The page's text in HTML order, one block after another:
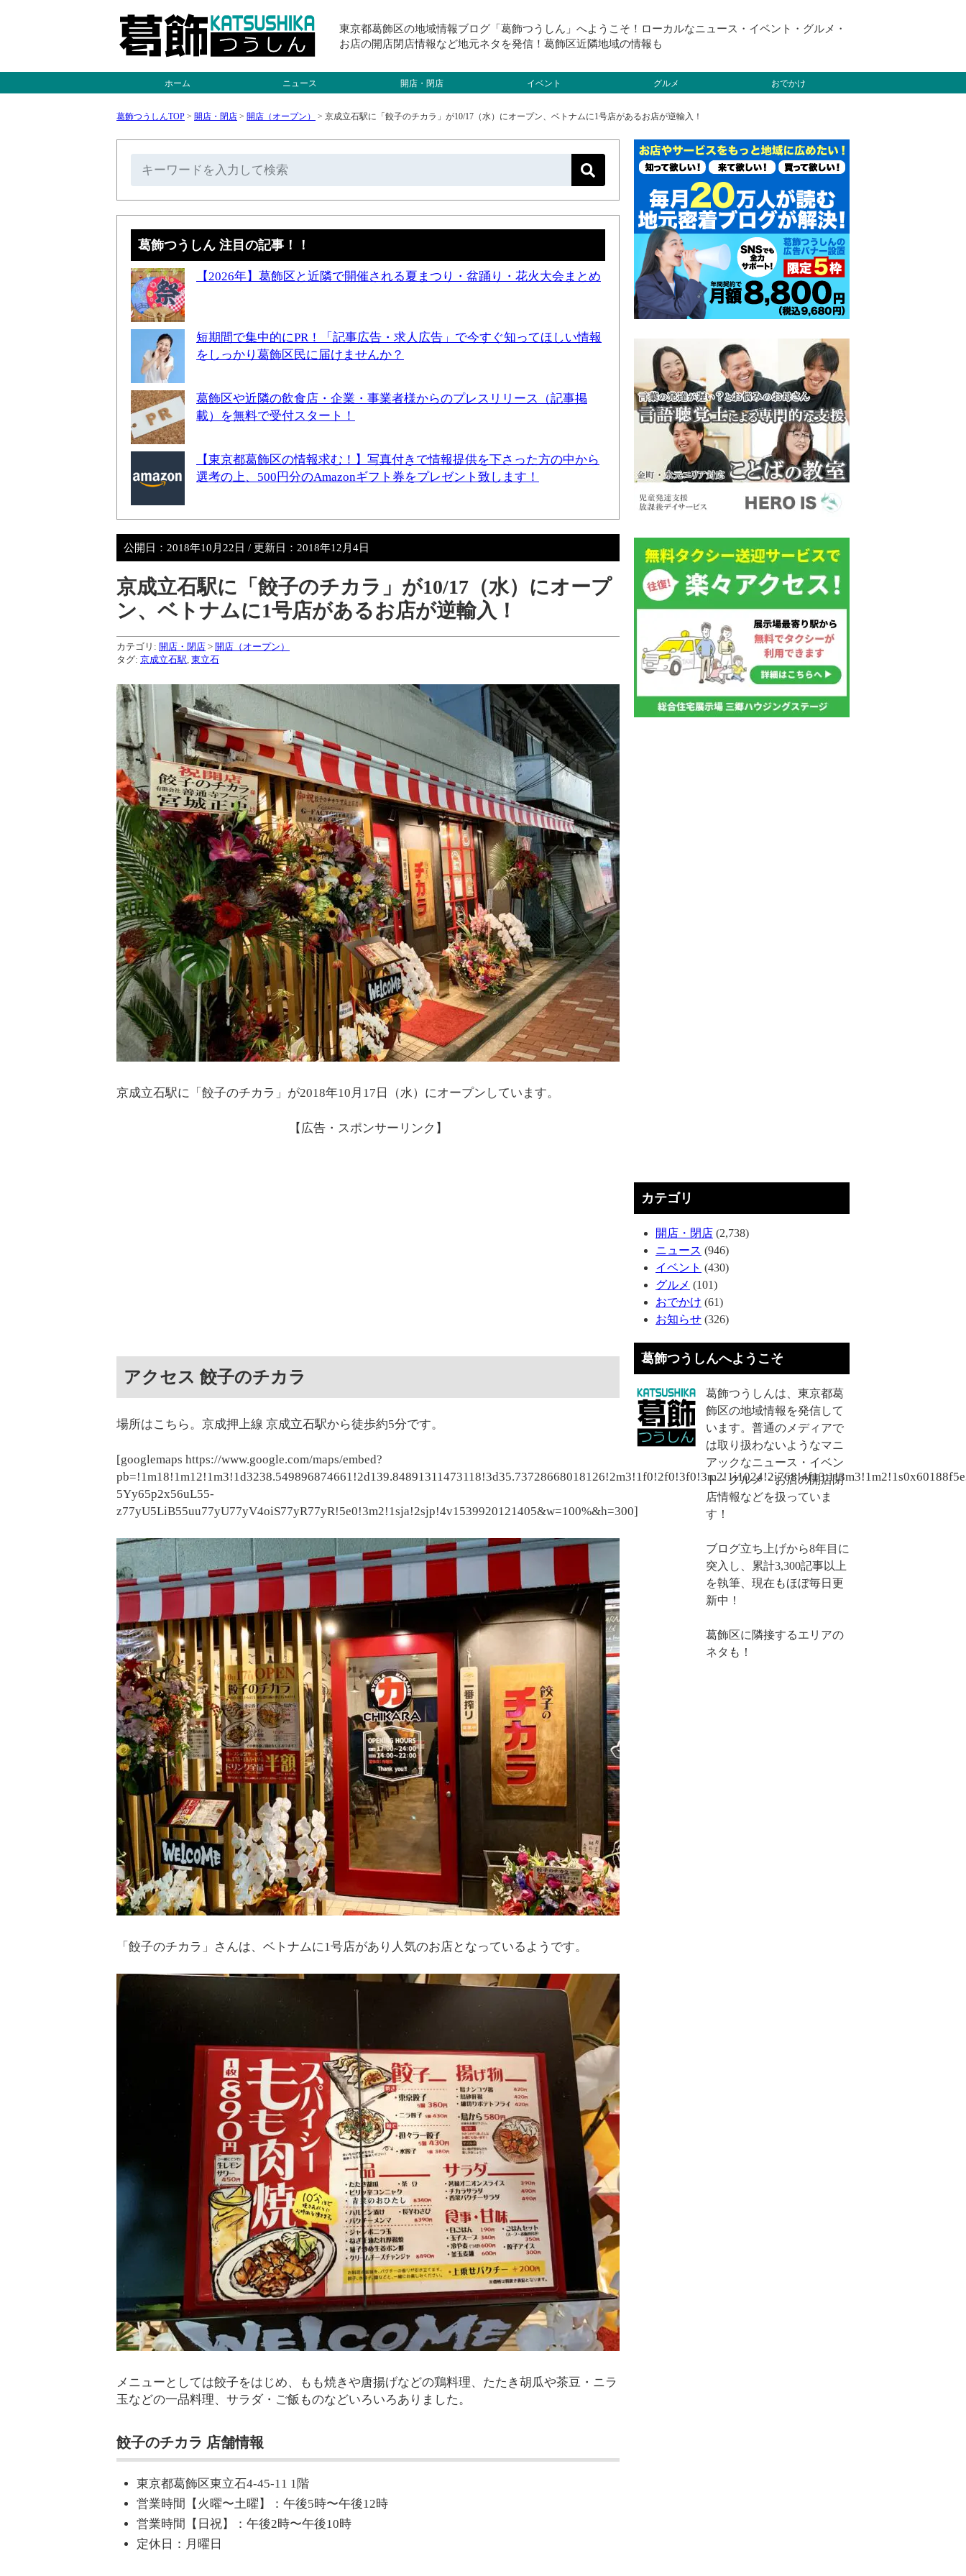
東京都葛飾区の地域情報ブログ「葛飾つうしん」へようこそ！ローカルなニュース・イベント・グルメ・
お店の開店閉店情報など地元ネタを発信！葛飾区近隣地域の情報も
ホーム ニュース 開店・閉店 イベント グルメ おでかけ
葛飾つうしんTOP > 開店・閉店 > 開店（オープン） > 京成立石駅に「餃子のチカラ」が10/17（水）にオープン、ベトナムに1号店があるお店が逆輸入！
葛飾つうしん 注目の記事！！
【2026年】葛飾区と近隣で開催される夏まつり・盆踊り・花火大会まとめ
短期間で集中的にPR！「記事広告・求人広告」で今すぐ知ってほしい情報
をしっかり葛飾区民に届けませんか？
葛飾区や近隣の飲食店・企業・事業者様からのプレスリリース（記事掲
載）を無料で受付スタート！
【東京都葛飾区の情報求む！】写真付きで情報提供を下さった方の中から
選考の上、500円分のAmazonギフト券をプレゼント致します！
公開日： 2018年10月22日 / 更新日： 2018年12月4日
京成立石駅に「餃子のチカラ」が10/17（水）にオープ
ン、ベトナムに1号店があるお店が逆輸入！
カテゴリ: 開店・閉店 > 開店（オープン）
タグ: 京成立石駅 東立石
京成立石駅に「餃子のチカラ」が2018年10月17日（水）にオープンしています。
【広告・スポンサーリンク】
アクセス 餃子のチカラ
場所はこちら。京成押上線 京成立石駅から徒歩約5分です。
[googlemaps https://www.google.com/maps/embed?
5Yy65p2x56uL55-
z77yU5LiB55uu77yU77yV4oiS77yR77yR!5e0!3m2!1sja!2sjp!4v1539920121405&w=100%&h=300]
「餃子のチカラ」さんは、ベトナムに1号店があり人気のお店となっているようです。
メニューとしては餃子をはじめ、もも焼きや唐揚げなどの鶏料理、たたき胡瓜や茶豆・ニラ
玉などの一品料理、サラダ・ご飯ものなどいろいろありました。
餃子のチカラ 店舗情報
東京都葛飾区東立石4-45-11 1階
営業時間【火曜〜土曜】：午後5時〜午後12時
営業時間【日祝】：午後2時〜午後10時
定休日：月曜日
カテゴリ
開店・閉店 (2,738)
ニュース (946)
イベント (430)
グルメ (101)
おでかけ (61)
お知らせ (326)
葛飾つうしんへようこそ
葛飾つうしんは、東京都葛
飾区の地域情報を発信して
います。普通のメディアで
は取り扱わないようなマニ
アックなニュース・イベン
ト・グルメ・お店の開店閉
店情報などを扱っていま
す！
ブログ立ち上げから8年目に
突入し、累計3,300記事以上
を執筆、現在もほぼ毎日更
新中！
葛飾区に隣接するエリアの
ネタも！